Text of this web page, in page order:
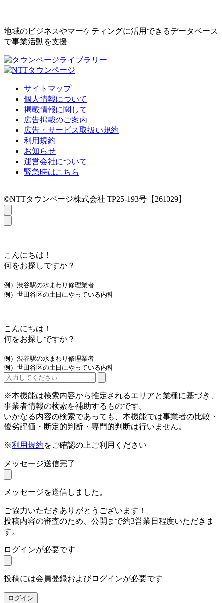
地域のビジネスやマーケティングに活用できるデータベース
で事業活動を支援
サイトマップ
個人情報について
掲載情報に関して
広告掲載のご案内
広告・サービス取扱い規約
利用規約
お知らせ
運営会社について
緊急時はこちら
©NTTタウンページ株式会社 TP25-193号【261029】
こんにちは！
何をお探しですか？
例）渋谷駅の水まわり修理業者
例）世田谷区の土日にやっている内科
こんにちは！
何をお探しですか？
例）渋谷駅の水まわり修理業者
例）世田谷区の土日にやっている内科
※本機能は検索内容から推定されるエリアと業種に基づき、
事業者情報の検索を補助するものです。
いかなる内容の検索であっても、本機能では事業者の比較・
優劣評価・断定的判断・専門的判断は行いません。
※利用規約をご確認の上ご利用ください
メッセージ送信完了
メッセージを送信しました。
ご協力いただきありがとうございます！
投稿内容の審査のため、公開まで約3営業日程度いただきま
す。
ログインが必要です
投稿には会員登録およびログインが必要です
ログイン